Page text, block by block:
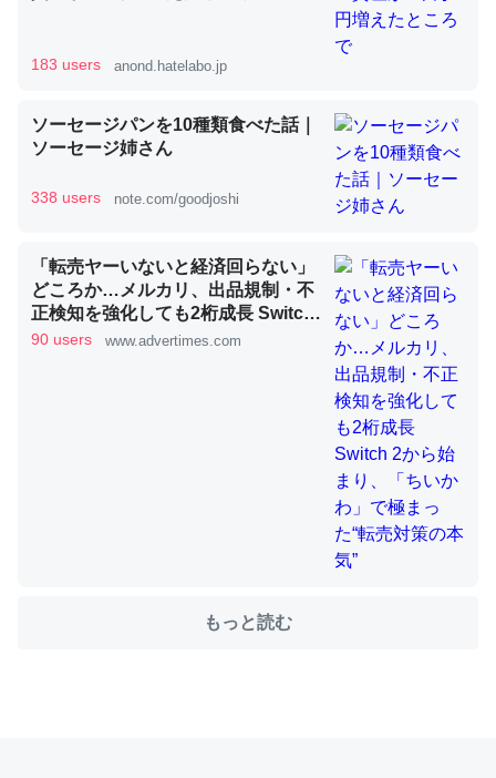
利だから両方が拮抗してるのでは」とあって面白い。海に
いる鋏角類（カブトガニ・ウミグモ）はカルシウムを使わ
ずキチンを強化してる筈だが、酵素が違うのか？
─ニュース :: 【研究発表】昆虫学の大問題＝「昆虫はなぜ海にいな
いのか」に関する新仮説
これを元に考えるとカルシウムを大量に使う脊椎動物と貝
類は苦労してるんだな…。腹足類だと殻を無くしてナメク
─ニュース :: 【研究発表】昆虫学の大問題＝「昆虫はなぜ海にいな
ちぼちRingも置こうかと画策中。あと、Googleマップで
183 users anond.hatelabo.jp
ソーセージパンを10種類食べた話｜
ソーセージ姉さん
338 users note.com/goodjoshi
「転売ヤーいないと経済回らない」
どころか…メルカリ、出品規制・不
正検知を強化しても2桁成長 Switch
2から始まり、「ちいかわ」で極ま
90 users www.advertimes.com
もっと読む